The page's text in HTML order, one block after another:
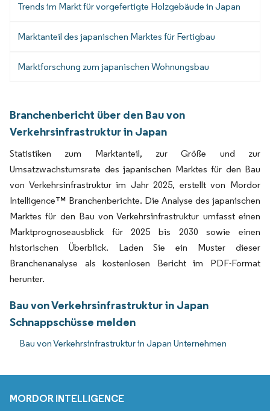
Trends im Markt für vorgefertigte Holzgebäude in Japan
Marktanteil des japanischen Marktes für Fertigbau
Marktforschung zum japanischen Wohnungsbau
Branchenbericht über den Bau von
Verkehrsinfrastruktur in Japan
Statistiken zum Marktanteil, zur Größe und zur
Umsatzwachstumsrate des japanischen Marktes für den Bau
von Verkehrsinfrastruktur im Jahr 2025, erstellt von Mordor
Intelligence™ Branchenberichte. Die Analyse des japanischen
Marktes für den Bau von Verkehrsinfrastruktur umfasst einen
Marktprognoseausblick für 2025 bis 2030 sowie einen
historischen Überblick. Laden Sie ein Muster dieser
Branchenanalyse als kostenlosen Bericht im PDF-Format
herunter.
Bau von Verkehrsinfrastruktur in Japan
Schnappschüsse melden
Bau von Verkehrsinfrastruktur in Japan Unternehmen
MORDOR INTELLIGENCE